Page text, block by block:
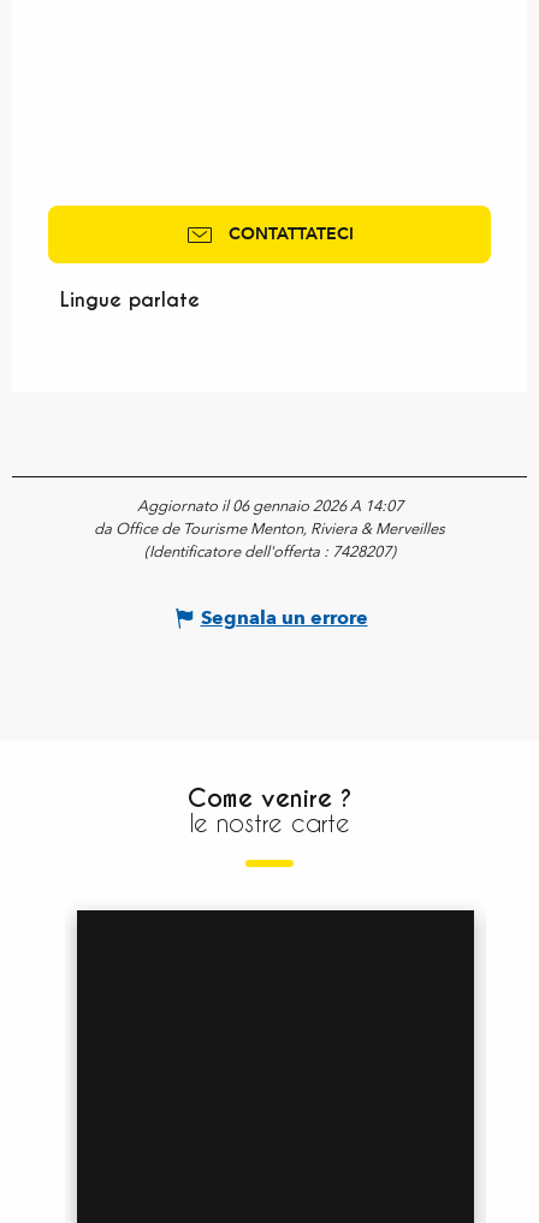
CONTATTATECI
Lingue parlate
Lingue parlate
Aggiornato il 06 gennaio 2026 A 14:07
da Office de Tourisme Menton, Riviera & Merveilles
(Identificatore dell'offerta : 7428207)
Segnala un errore
Come venire ?
le nostre carte